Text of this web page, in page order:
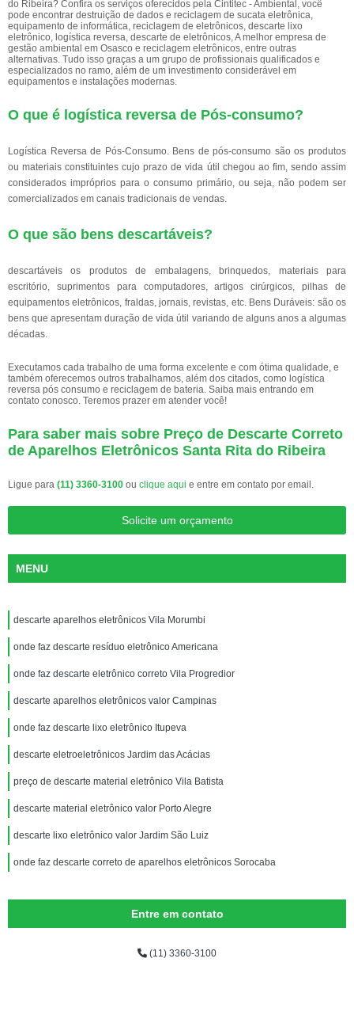
do Ribeira? Confira os serviços oferecidos pela Cintitec - Ambiental, você
pode encontrar destruição de dados e reciclagem de sucata eletrônica,
equipamento de informática, reciclagem de eletrônicos, descarte lixo
eletrônico, logística reversa, descarte de eletrônicos, A melhor empresa de
gestão ambiental em Osasco e reciclagem eletrônicos, entre outras
alternativas. Tudo isso graças a um grupo de profissionais qualificados e
especializados no ramo, além de um investimento considerável em
equipamentos e instalações modernas.
O que é logística reversa de Pós-consumo?
Logística Reversa de Pós-Consumo. Bens de pós-consumo são os produtos
ou materiais constituintes cujo prazo de vida útil chegou ao fim, sendo assim
considerados impróprios para o consumo primário, ou seja, não podem ser
comercializados em canais tradicionais de vendas.
O que são bens descartáveis?
descartáveis os produtos de embalagens, brinquedos, materiais para
escritório, suprimentos para computadores, artigos cirúrgicos, pilhas de
equipamentos eletrônicos, fraldas, jornais, revistas, etc. Bens Duráveis: são os
bens que apresentam duração de vida útil variando de alguns anos a algumas
décadas.
Executamos cada trabalho de uma forma excelente e com ótima qualidade, e
também oferecemos outros trabalhamos, além dos citados, como logística
reversa pós consumo e reciclagem de bateria. Saiba mais entrando em
contato conosco. Teremos prazer em atender você!
Para saber mais sobre Preço de Descarte Correto
de Aparelhos Eletrônicos Santa Rita do Ribeira
Ligue para (11) 3360-3100 ou clique aqui e entre em contato por email.
Solicite um orçamento
MENU
descarte aparelhos eletrônicos Vila Morumbi
onde faz descarte resíduo eletrônico Americana
onde faz descarte eletrônico correto Vila Progredior
descarte aparelhos eletrônicos valor Campinas
onde faz descarte lixo eletrônico Itupeva
descarte eletroeletrônicos Jardim das Acácias
preço de descarte material eletrônico Vila Batista
descarte material eletrônico valor Porto Alegre
descarte lixo eletrônico valor Jardim São Luiz
onde faz descarte correto de aparelhos eletrônicos Sorocaba
Entre em contato
(11) 3360-3100